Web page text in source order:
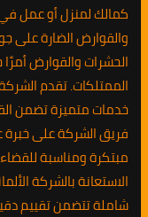
كمالك لمنزل أو عمل في
والقوارض الضارة على
الحشرات والقوارض
الممتلكات. تقدم
خدمات متميزة تضمن
فريق الشركة على خبرة
مبتكرة ومناسبة
الاستعانة بالشركة
شاملة تتضمن تقييم